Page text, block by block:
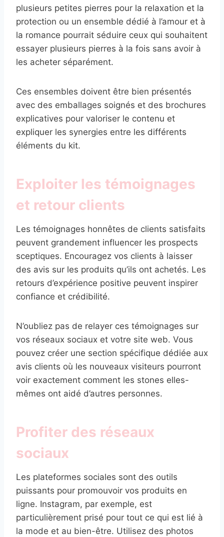
plusieurs petites pierres pour la relaxation et la
protection ou un ensemble dédié à l’amour et à
la romance pourrait séduire ceux qui souhaitent
essayer plusieurs pierres à la fois sans avoir à
les acheter séparément.
Ces ensembles doivent être bien présentés
avec des emballages soignés et des brochures
explicatives pour valoriser le contenu et
expliquer les synergies entre les différents
éléments du kit.
Exploiter les témoignages
et retour clients
Les témoignages honnêtes de clients satisfaits
peuvent grandement influencer les prospects
sceptiques. Encouragez vos clients à laisser
des avis sur les produits qu’ils ont achetés. Les
retours d’expérience positive peuvent inspirer
confiance et crédibilité.
N’oubliez pas de relayer ces témoignages sur
vos réseaux sociaux et votre site web. Vous
pouvez créer une section spécifique dédiée aux
avis clients où les nouveaux visiteurs pourront
voir exactement comment les stones elles-
mêmes ont aidé d’autres personnes.
Profiter des réseaux
sociaux
Les plateformes sociales sont des outils
puissants pour promouvoir vos produits en
ligne. Instagram, par exemple, est
particulièrement prisé pour tout ce qui est lié à
la mode et au bien-être. Utilisez des photos